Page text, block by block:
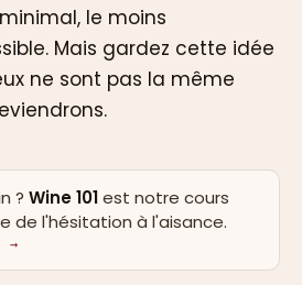
le moins
Mais gardez cette idée
ne sont pas la même
? Wine 101est notre cours
de l'hésitation à l'aisance.
→